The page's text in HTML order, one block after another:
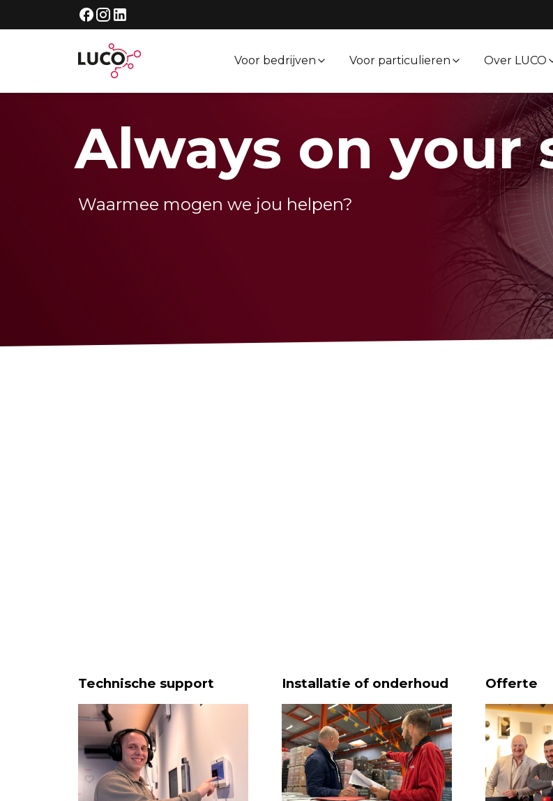
Voor bedrijven Voor particulieren Over LUCO
Brand-en inbraakbeveiliging
Beveiligingsmast
Brandveiligheid afvalverwerking
Maak een afspraak
Always on your
Waarmee mogen we jou helpen?
Technische support Installatie of onderhoud Offerte